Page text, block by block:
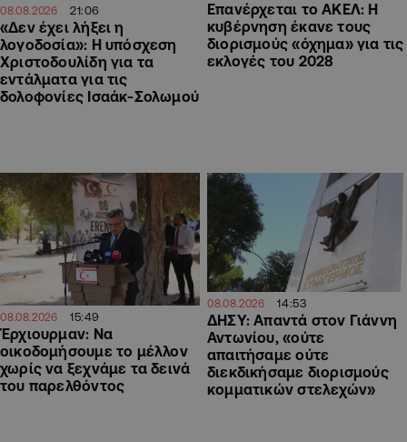
08.08.2026 21:06
«Δεν έχει λήξει η
λογοδοσία»: Η υπόσχεση
Χριστοδουλίδη για τα
εντάλματα για τις
δολοφονίες Ισαάκ-Σολωμού
Επανέρχεται το ΑΚΕΛ: Η
κυβέρνηση έκανε τους
διορισμούς «όχημα» για τις
εκλογές του 2028
08.08.2026 15:49
Έρχιουρμαν: Να
οικοδομήσουμε το μέλλον
χωρίς να ξεχνάμε τα δεινά
του παρελθόντος
08.08.2026 14:53
ΔΗΣΥ: Απαντά στον Γιάννη
Αντωνίου, «ούτε
απαιτήσαμε ούτε
διεκδικήσαμε διορισμούς
κομματικών στελεχών»